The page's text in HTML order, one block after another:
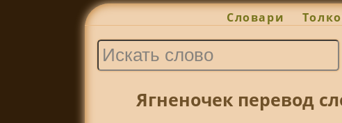
Словари
Ягненочек перевод